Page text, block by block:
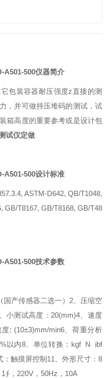
A501-500仪器简介
包装容器耐压强度z直接的测
，并可做持压堆码的测试，试
箱高度的重要参考或是设计包
试仪定做
A501-500设计标准
ASTM-D642, QB/T1048,
GB/T8167, GB/T8168, GB/T48
A501-500技术参数
产传感器二选一） 2、压缩空
小测试高度：20(mm)4、速度
: (10±3)mm/min6、荷重分析
以内8、单位转换：kgf N ibf
：触摸屏控制 11、外形尺寸：8
，220V，50Hz，10A